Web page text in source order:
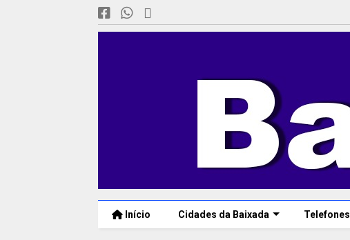
Início Cidades da Baixada Telefones